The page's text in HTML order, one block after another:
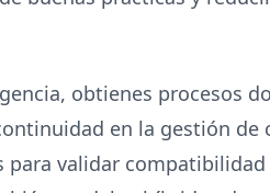
obtienes procesos
en la gestión de
para validar